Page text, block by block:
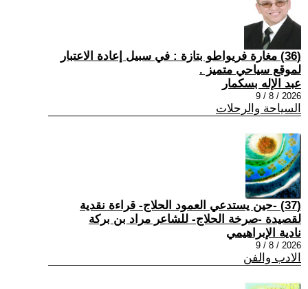
(36) مغارة فريواطو بتازة : في سبيل إعادة الاعتبار
لموقع سياحي متميز .
عبد الإله بسكمار
2026 / 8 / 9
السياحة والرحلات
(37) -حين يستدعي العمود الحلاج- قراءة نقدية
لقصيدة -صرخة الحلاج- للشاعر مراد بن بركة
نادية الإبراهيمي
2026 / 8 / 9
الادب والفن